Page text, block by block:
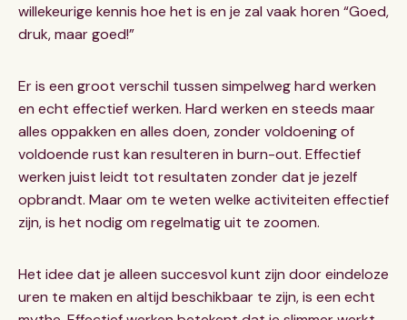
willekeurige kennis hoe het is en je zal vaak horen “Goed,
druk, maar goed!”
Er is een groot verschil tussen simpelweg hard werken
en echt effectief werken. Hard werken en steeds maar
alles oppakken en alles doen, zonder voldoening of
voldoende rust kan resulteren in burn-out. Effectief
werken juist leidt tot resultaten zonder dat je jezelf
opbrandt. Maar om te weten welke activiteiten effectief
zijn, is het nodig om regelmatig uit te zoomen.
Het idee dat je alleen succesvol kunt zijn door eindeloze
uren te maken en altijd beschikbaar te zijn, is een echt